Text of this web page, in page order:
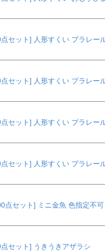
セット] 人形すくい プラレー
セット] 人形すくい プラレー
セット] 人形すくい プラレー
セット] 人形すくい プラレー
点セット] ミニ金魚 色指定不可
セット] うきうきアザラシ